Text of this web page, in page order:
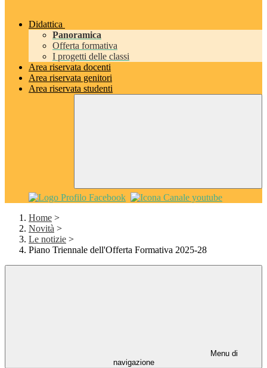
Didattica
Panoramica
Offerta formativa
I progetti delle classi
Area riservata docenti
Area riservata genitori
Area riservata studenti
Home >
Novità >
Le notizie >
Piano Triennale dell'Offerta Formativa 2025-28
Menu di
navigazione